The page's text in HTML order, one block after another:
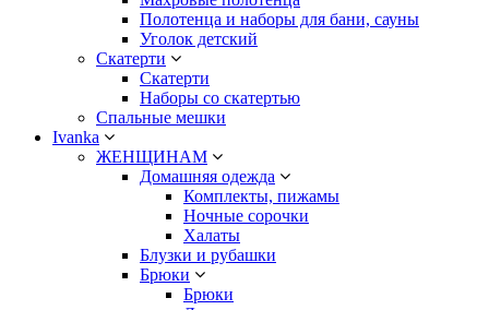
Полотенца и наборы для бани, сауны
Уголок детский
Скатерти
Скатерти
Наборы со скатертью
Спальные мешки
Ivanka
ЖЕНЩИНАМ
Домашняя одежда
Комплекты, пижамы
Ночные сорочки
Халаты
Блузки и рубашки
Брюки
Брюки